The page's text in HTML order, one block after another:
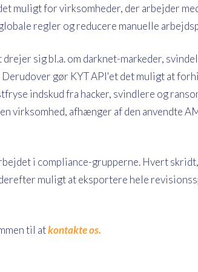
muligt for virksomheder, der arbejder
regler og reducere manuelle
sig bl.a. om darknet-markeder,
gør KYT API'et det muligt at
indskud fra hacker, svindlere og
virksomhed, afhænger af den anvendte
i compliance-grupperne. Hvert
muligt at eksportere hele
til atkontakte os.